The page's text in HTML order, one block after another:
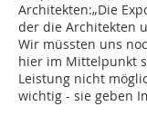
Architekten:„Die
der die Architekten
Wir müssten uns
hier im Mittelpunkt
Leistung nicht
wichtig - sie geben